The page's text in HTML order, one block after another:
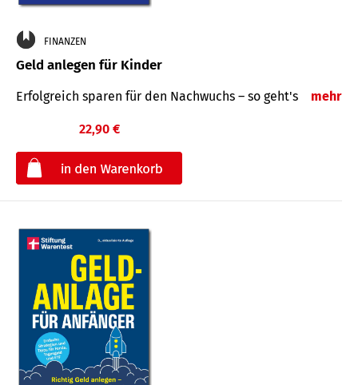
FINANZEN
Geld anlegen für Kinder
Erfolgreich sparen für den Nachwuchs – so geht's mehr
22,90 €